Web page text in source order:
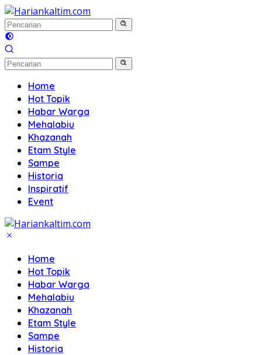
Langsung
ke
konten
Home
Hot Topik
Habar Warga
Mehalabiu
Khazanah
Etam Style
Sampe
Historia
Inspiratif
Event
Home
Hot Topik
Habar Warga
Mehalabiu
Khazanah
Etam Style
Sampe
Historia